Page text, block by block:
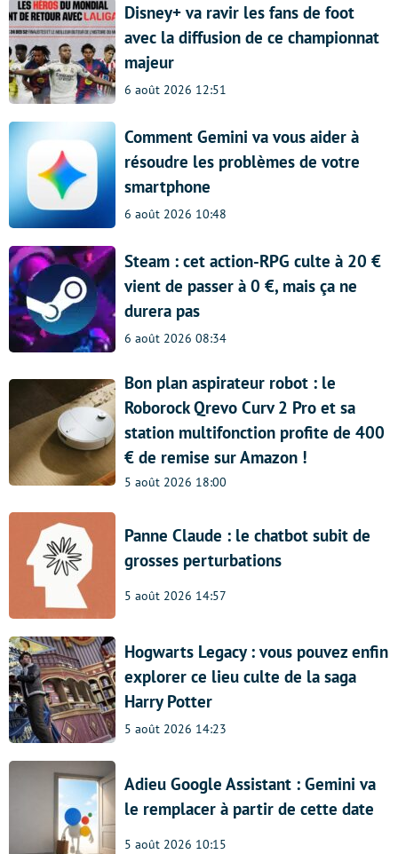
Disney+ va ravir les fans de foot
avec la diffusion de ce championnat
majeur
6 août 2026 12:51
Comment Gemini va vous aider à
résoudre les problèmes de votre
smartphone
6 août 2026 10:48
Steam : cet action-RPG culte à 20 €
vient de passer à 0 €, mais ça ne
durera pas
6 août 2026 08:34
Bon plan aspirateur robot : le
Roborock Qrevo Curv 2 Pro et sa
station multifonction profite de 400
€ de remise sur Amazon !
5 août 2026 18:00
Panne Claude : le chatbot subit de
grosses perturbations
5 août 2026 14:57
Hogwarts Legacy : vous pouvez enfin
explorer ce lieu culte de la saga
Harry Potter
5 août 2026 14:23
Adieu Google Assistant : Gemini va
le remplacer à partir de cette date
5 août 2026 10:15